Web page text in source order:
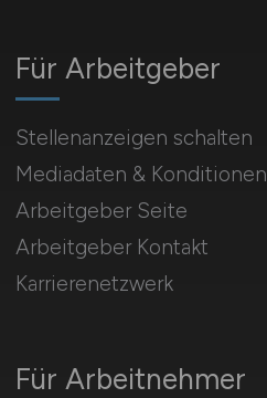
Für Arbeitnehmer
Für Arbeitgeber
Stellenanzeigen schalten
Mediadaten & Konditionen
Arbeitgeber Seite
Arbeitgeber Kontakt
Karrierenetzwerk